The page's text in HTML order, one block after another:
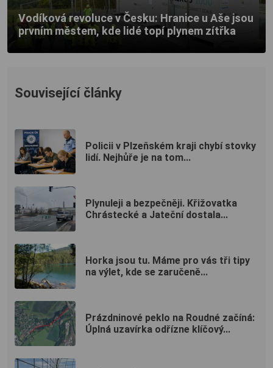
Vodíková revoluce v Česku: Hranice u Aše jsou
prvním městem, kde lidé topí plynem zítřka
Související články
Policii v Plzeňském kraji chybí stovky
lidí. Nejhůře je na tom...
Plynuleji a bezpečněji. Křižovatka
Chrástecké a Jateční dostala...
Horka jsou tu. Máme pro vás tři tipy
na výlet, kde se zaručeně...
Prázdninové peklo na Roudné začíná:
Úplná uzavírka odřízne klíčový...